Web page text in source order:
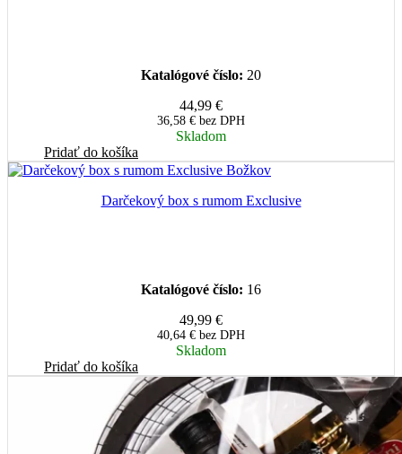
Katalógové číslo: 20
44,99 €
36,58 € bez DPH
Skladom
Pridať do košíka
Darčekový box s rumom Exclusive
Katalógové číslo: 16
49,99 €
40,64 € bez DPH
Skladom
Pridať do košíka